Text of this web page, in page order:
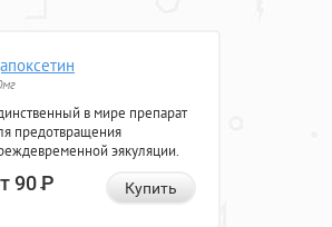
в мире препарат
предотвращения
эякуляции.
90Р Купить